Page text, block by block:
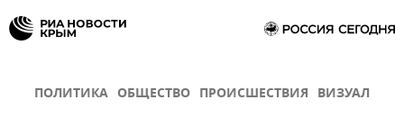
ПОЛИТИКА ОБЩЕСТВО ПРОИСШЕСТВИЯ ВИЗУАЛ